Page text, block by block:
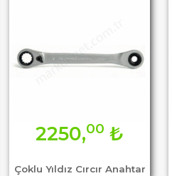
Çoklu Yıldız Cırcır Anahtar
2250,00 ₺